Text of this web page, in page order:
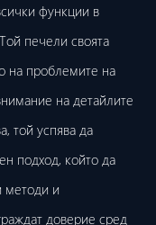
функции в
печели своята
на проблемите на
на детайлите
той успява да
подход, който да
методи и
доверие сред